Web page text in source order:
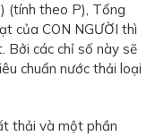
) (tính theo P), Tổng
của CON NGƯỜI thì
Bởi các chỉ số này sẽ
chuẩn nước thải loại
thải và một phần